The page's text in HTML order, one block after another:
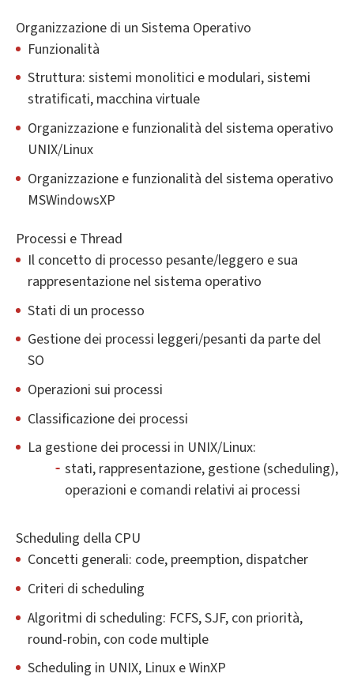
Organizzazione di un Sistema Operativo
Funzionalità
Struttura: sistemi monolitici e modulari, sistemi
stratificati, macchina virtuale
Organizzazione e funzionalità del sistema operativo
UNIX/Linux
Organizzazione e funzionalità del sistema operativo
MSWindowsXP
Processi e Thread
Il concetto di processo pesante/leggero e sua
rappresentazione nel sistema operativo
Stati di un processo
Gestione dei processi leggeri/pesanti da parte del
SO
Operazioni sui processi
Classificazione dei processi
La gestione dei processi in UNIX/Linux:
stati, rappresentazione, gestione (scheduling),
operazioni e comandi relativi ai processi
Scheduling della CPU
Concetti generali: code, preemption, dispatcher
Criteri di scheduling
Algoritmi di scheduling: FCFS, SJF, con priorità,
round-robin, con code multiple
Scheduling in UNIX, Linux e WinXP